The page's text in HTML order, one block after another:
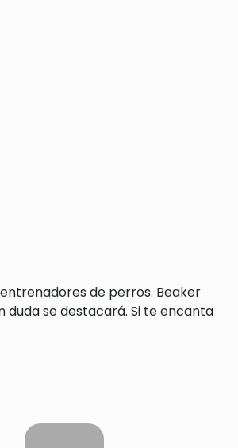
de perros. Beaker
duda se destacará. Si te encanta